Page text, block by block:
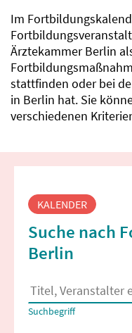
Im
Ärztekammer Berlin
stattfinden oder bei
in Berlin hat. Sie
verschiedenen
KALENDER
Suche nach
Berlin
Es erscheinen
Suchbegriff